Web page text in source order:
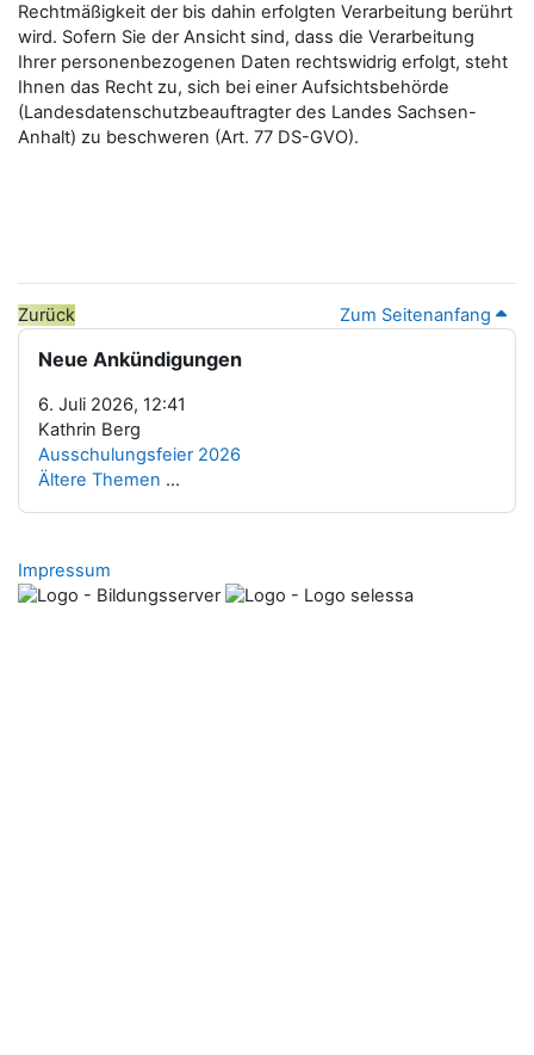
Rechtmäßigkeit der bis dahin erfolgten Verarbeitung berührt
wird. Sofern Sie der Ansicht sind, dass die Verarbeitung
Ihrer personenbezogenen Daten rechtswidrig erfolgt, steht
Ihnen das Recht zu, sich bei einer Aufsichtsbehörde
(Landesdatenschutzbeauftragter des Landes Sachsen-
Anhalt) zu beschweren (Art. 77 DS-GVO).
Zurück Zum Seitenanfang
Blöcke
Neue Ankündigungen überspringen
Neue Ankündigungen
6. Juli 2026, 12:41
Kathrin Berg
Ausschulungsfeier 2026
Ältere Themen ...
Impressum